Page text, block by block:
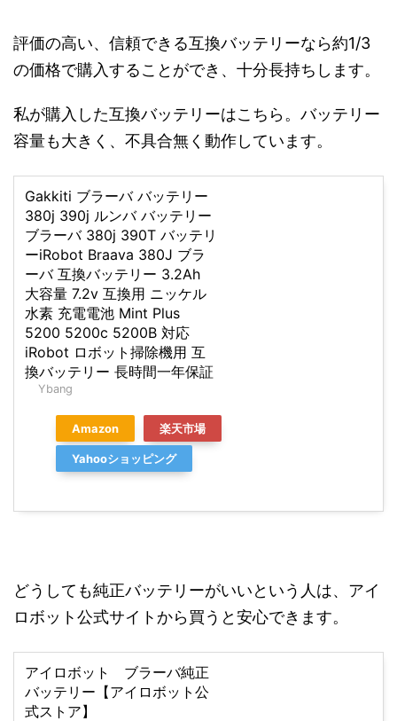
評価の高い、信頼できる互換バッテリーなら約1/3
の価格で購入することができ、十分長持ちします。
私が購入した互換バッテリーはこちら。バッテリー
容量も大きく、不具合無く動作しています。
Gakkiti ブラーバ バッテリー
380j 390j ルンバ バッテリー
ブラーバ 380j 390T バッテリ
ーiRobot Braava 380J ブラ
ーバ 互換バッテリー 3.2Ah
大容量 7.2v 互換用 ニッケル
水素 充電電池 Mint Plus
5200 5200c 5200B 対応
iRobot ロボット掃除機用 互
換バッテリー 長時間一年保証
Ybang
Amazon 楽天市場
Yahooショッピング
どうしても純正バッテリーがいいという人は、アイ
ロボット公式サイトから買うと安心できます。
アイロボット ブラーバ純正
バッテリー【アイロボット公
式ストア】